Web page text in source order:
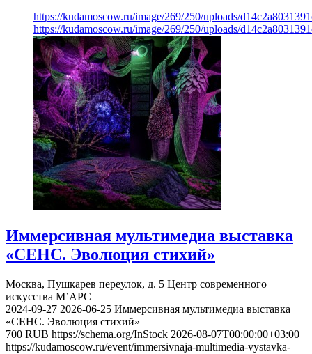
https://kudamoscow.ru/image/269/250/uploads/
https://kudamoscow.ru/image/269/250/uploads/
Иммерсивная мультимедиа выставка
«СЕНС. Эволюция стихий»
Москва, Пушкарев переулок, д. 5 Центр современного
искусства М’АРС
2024-09-27 2026-06-25 Иммерсивная мультимедиа выставка
«СЕНС. Эволюция стихий»
700 RUB https://schema.org/InStock 2026-08-07T00:00:00+03:00
https://kudamoscow.ru/event/immersivnaja-multimedia-vystavka-